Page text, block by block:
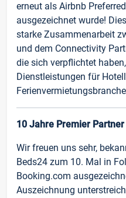
erneut als Airbnb
ausgezeichnet wurde!
starke Zusammenarbeit
und dem Connectivity
die sich verpflichtet
Dienstleistungen für
10 Jahre Premier
Wir freuen uns sehr,
Beds24 zum 10. Mal in
Booking.com
Auszeichnung